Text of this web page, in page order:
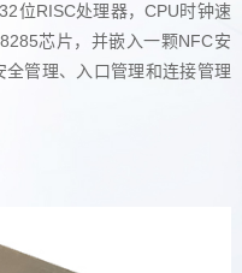
位RISC处理器，CPU时钟速
芯片，并嵌入一颗NFC安
管理、入口管理和连接管理